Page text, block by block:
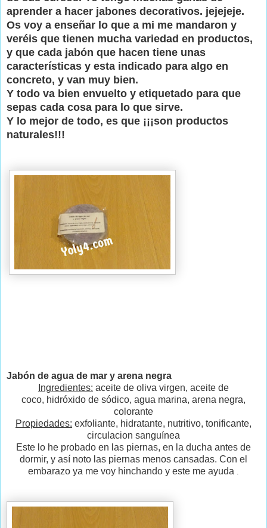
aprender a hacer jabones decorativos. jejejeje.
Os voy a enseñar lo que a mi me mandaron y
veréis que tienen mucha variedad en productos,
y que cada jabón que hacen tiene unas
características y esta indicado para algo en
concreto, y van muy bien.
Y todo va bien envuelto y etiquetado para que
sepas cada cosa para lo que sirve.
Y lo mejor de todo, es que ¡¡¡son productos
naturales!!!
Jabón de agua de mar y arena negra
Ingredientes: aceite de oliva virgen, aceite de
coco, hidróxido de sódico, agua marina, arena negra,
colorante
Propiedades: exfoliante, hidratante, nutritivo, tonificante,
circulacion sanguínea
Este lo he probado en las piernas, en la ducha antes de
dormir, y así noto las piernas menos cansadas. Con el
embarazo ya me voy hinchando y este me ayuda .